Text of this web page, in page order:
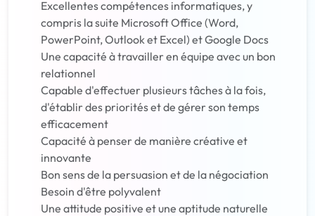
Excellentes compétences informatiques, y
compris la suite Microsoft Office (Word,
PowerPoint, Outlook et Excel) et Google Docs
Une capacité à travailler en équipe avec un bon
relationnel
Capable d'effectuer plusieurs tâches à la fois,
d'établir des priorités et de gérer son temps
efficacement
Capacité à penser de manière créative et
innovante
Bon sens de la persuasion et de la négociation
Besoin d'être polyvalent
Une attitude positive et une aptitude naturelle